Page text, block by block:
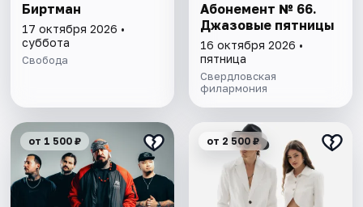
Биртман
17 октября 2026 •
суббота
Свобода
Абонемент № 66.
Джазовые пятницы
16 октября 2026 •
пятница
Свердловская
филармония
от 1 500 ₽ от 2 500 ₽